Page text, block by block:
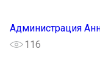
Администрация
116